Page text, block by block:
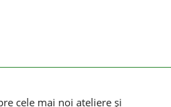
cele mai noi ateliere şi